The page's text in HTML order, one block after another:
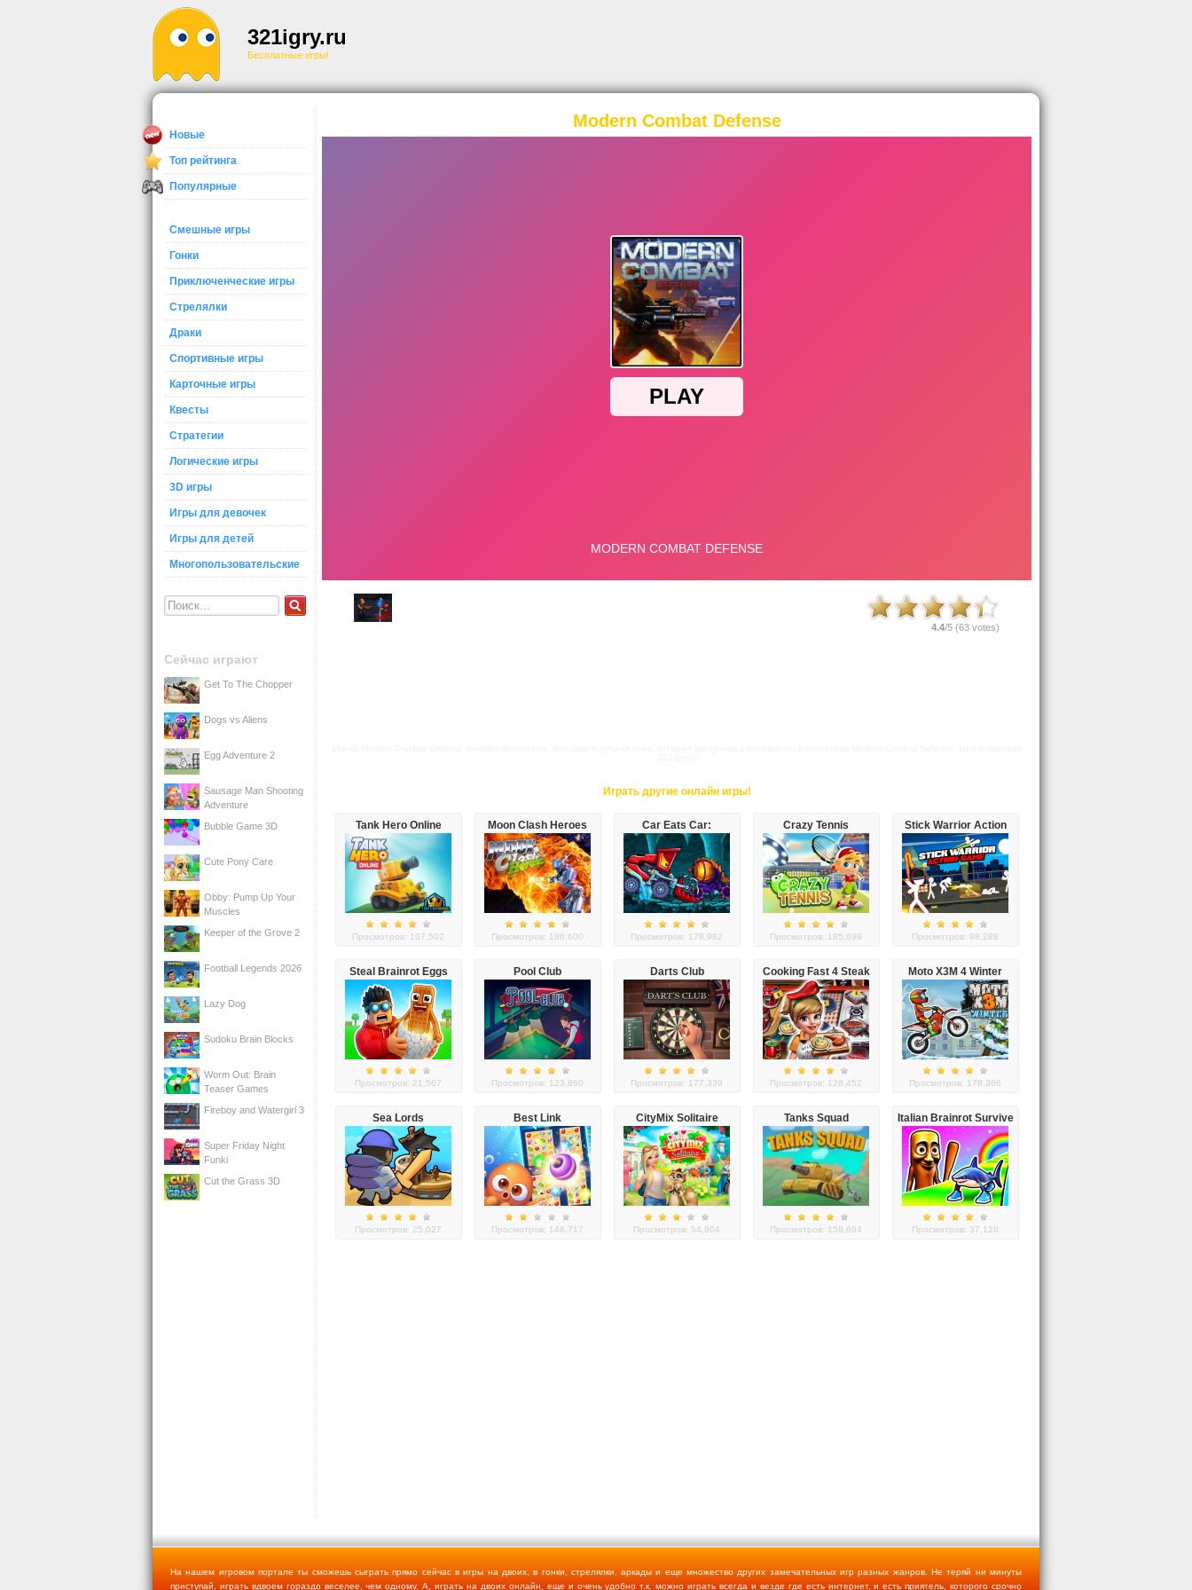
321igry.ru
Бесплатные игры!
Новые
Топ рейтинга
Популярные
Смешные игры
Гонки
Приключенческие игры
Стрелялки
Драки
Спортивные игры
Карточные игры
Квесты
Стратегии
Логические игры
3D игры
Игры для девочек
Игры для детей
Многопользовательские
Сейчас играют
Get To The Chopper
Dogs vs Aliens
Egg Adventure 2
Sausage Man Shooting
Adventure
Bubble Game 3D
Cute Pony Care
Obby: Pump Up Your
Muscles
Keeper of the Grove 2
Football Legends 2026
Lazy Dog
Sudoku Brain Blocks
Worm Out: Brain
Teaser Games
Fireboy and Watergirl 3
Super Friday Night
Funki
Cut the Grass 3D
Modern Combat Defense
4.4/5 (63 votes)
Играть другие онлайн игры!
Tank Hero Online
Просмотров: 107,502
Moon Clash Heroes
Просмотров: 186,600
Car Eats Car:
Dungeon Adventure
Просмотров: 178,982
Crazy Tennis
Просмотров: 185,699
Stick Warrior Action
Game
Просмотров: 98,288
Steal Brainrot Eggs
Просмотров: 21,567
Pool Club
Просмотров: 123,860
Darts Club
Просмотров: 177,339
Cooking Fast 4 Steak
Просмотров: 128,452
Moto X3M 4 Winter
Просмотров: 178,366
Sea Lords
Просмотров: 25,027
Best Link
Просмотров: 146,717
CityMix Solitaire
Просмотров: 54,804
Tanks Squad
Просмотров: 158,694
Italian Brainrot Survive
Parkour
Просмотров: 37,128
На нашем игровом портале ты сможешь сыграть прямо сейчас в игры на двоих, в гонки, стрелялки, аркады и еще множество других замечательных игр разных жанров. Не теряй ни минуты
приступай, играть вдвоем гораздо веселее, чем одному. А, играть на двоих онлайн, еще и очень удобно т.к. можно играть всегда и везде где есть интернет, и есть приятель, которого срочно